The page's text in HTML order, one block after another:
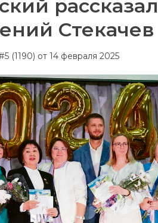
Стекачев
(1190) от 14 февраля 2025